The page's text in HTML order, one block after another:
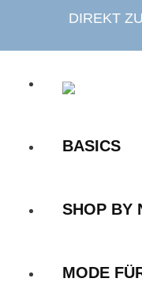
springen
DIREKT
BASICS
SHOP BY
MODE